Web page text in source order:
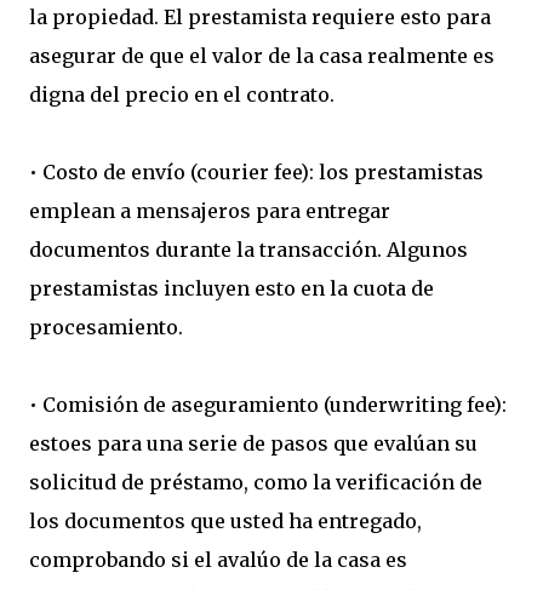
la propiedad. El prestamista requiere esto para
asegurar de que el valor de la casa realmente es
digna del precio en el contrato.
• Costo de envío (courier fee): los prestamistas
emplean a mensajeros para entregar
documentos durante la transacción. Algunos
prestamistas incluyen esto en la cuota de
procesamiento.
• Comisión de aseguramiento (underwriting fee):
estoes para una serie de pasos que evalúan su
solicitud de préstamo, como la verificación de
los documentos que usted ha entregado,
comprobando si el avalúo de la casa es